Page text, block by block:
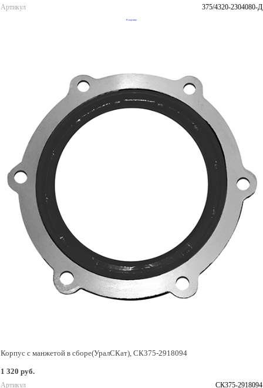
Артикул 375/4320-2304080-Д
В корзину
Корпус с манжетой в сборе(УралСКат), СК375-2918094
1 320 руб.
Артикул СК375-2918094